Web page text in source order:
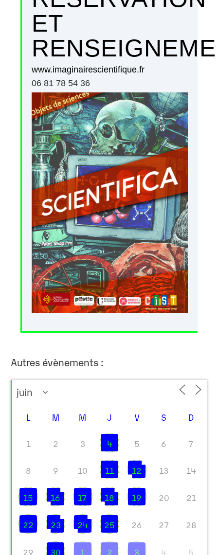
ET
www.imaginairescientifique.fr
06 81 78 54 36
Autres évènements :
L M M J V S D
1 2 3 4 5 6 7
8 9 10 11 12 13 14
15 16 17 18 19 20 21
22 23 24 25 26 27 28
29 30 1 2 3 4 5